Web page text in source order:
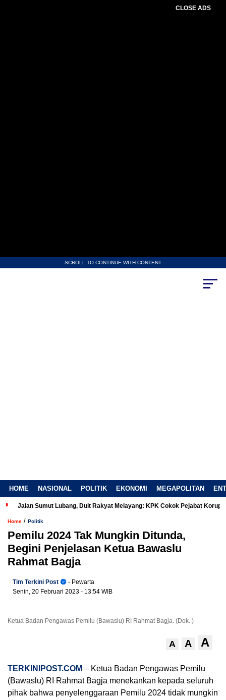
CLOSE ADS
SCROLL TO CONTINUE WITH CONTENT
HOME NASIONAL POLITIK EKONOMI MEGAPOLITAN
Jalan Sumut Lubang, Duit Rakyat Melayang: KPK Cokok Pejabat Korup
Home / Politik
Pemilu 2024 Tak Mungkin Ditunda,
Begini Penjelasan Ketua Bawaslu
Rahmat Bagja
Tim Terkini Post
- Pewarta
Senin, 20 Februari 2023 - 13:54 WIB
Ketua Badan Pengawas Pemilu (Bawaslu) RI Rahmat Bagja. (Dok. )
A A A
TERKINIPOST.COM – Ketua Badan Pengawas Pemilu
(Bawaslu) RI Rahmat Bagja menekankan kepada seluruh
pihak bahwa penyelenggaraan Pemilu 2024 tidak mungkin